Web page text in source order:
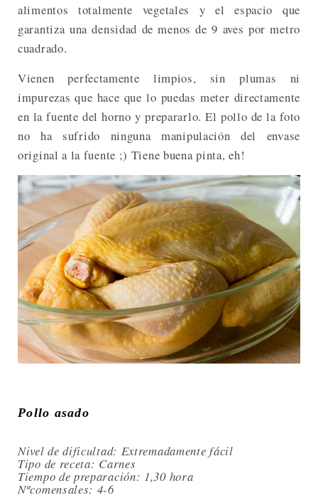
alimentos totalmente vegetales y el espacio que
garantiza una densidad de menos de 9 aves por metro
cuadrado.
Vienen perfectamente limpios, sin plumas ni
impurezas que hace que lo puedas meter directamente
en la fuente del horno y prepararlo. El pollo de la foto
no ha sufrido ninguna manipulación del envase
original a la fuente ;) Tiene buena pinta, eh!
Pollo asado
Nivel de dificultad: Extremadamente fácil
Tipo de receta: Carnes
Tiempo de preparación: 1,30 hora
Nºcomensales: 4-6